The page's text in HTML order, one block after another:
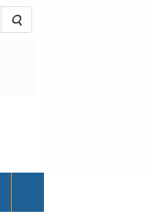
Rechercher